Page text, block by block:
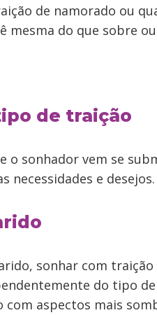
de namorado ou
mesma do que sobre
de traição
o sonhador vem se
necessidades e desejos.
sonhar com
do tipo
aspectos mais